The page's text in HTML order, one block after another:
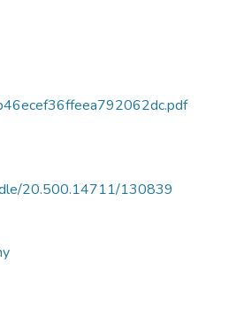
20.500.14711/130839